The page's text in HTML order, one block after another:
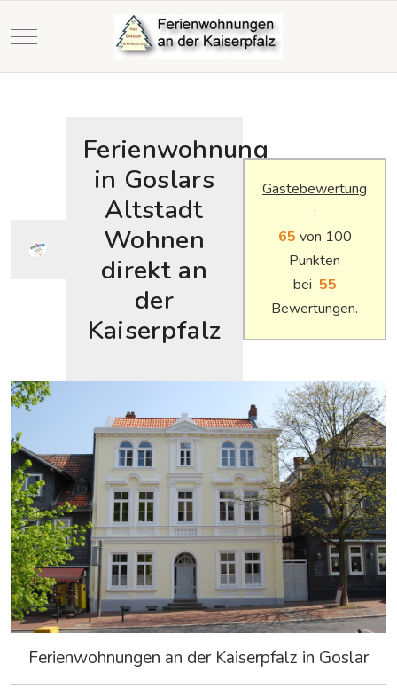
Mobile Menu Toggle
Ferienwohnung
in Goslars
Altstadt
Wohnen
direkt an
der
Kaiserpfalz
Gästebewertung
:
68 von 100
Punkten
bei 58
Bewertungen.
Ferienwohnungen an der Kaiserpfalz in Goslar